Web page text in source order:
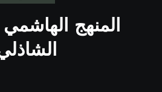
المنهج الهاشمي